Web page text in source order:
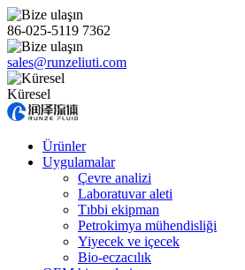
86-025-5119 7362
sales@runzeliuti.com
Küresel
Ürünler
Uygulamalar
Çevre analizi
Laboratuvar aleti
Tıbbi ekipman
Petrokimya mühendisliği
Yiyecek ve içecek
Bio-eczacılık